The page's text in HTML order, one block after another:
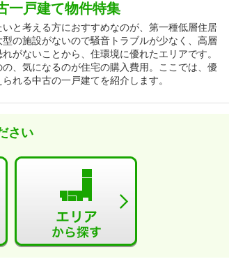
一戸建て物件特集
と考える方におすすめなのが、第一種低層住居
の施設がないので騒音トラブルが少なく、高層
がないことから、住環境に優れたエリアです。
、気になるのが住宅の購入費用。ここでは、優
れる中古の一戸建てを紹介します。
さい